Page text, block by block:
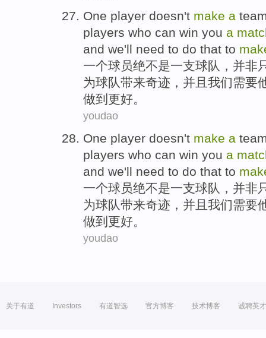
One player doesn't make a
players who can win you a
and we'll need to do that to
一个球员绝不是一支球队， 并非
为球队带来奇迹， 并且 我们需要
做到 更好。
youdao
One player doesn't make a
players who can win you a
and we'll need to do that to
一个球员绝不是一支球队， 并非
为球队带来奇迹， 并且 我们需要
做到更好。
youdao
关于有道 Investors 有道智选 官方博客 技术博客 诚聘英才